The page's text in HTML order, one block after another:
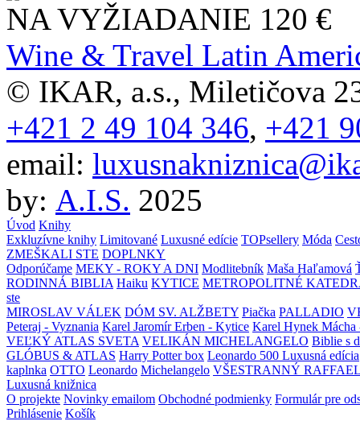
NA VYŽIADANIE 120 €
Wine & Travel Latin
© IKAR, a.s., Miletičova
+421 2 49 104 346, +421
email:
by: A.I.S. 2025
Úvod Knihy
Exkluzívne knihy Limitované Luxusné edície TOPsellery Móda
ZMEŠKALI STE DOPLNKY
Odporúčame MEKY - ROKY A DNI Modlitebník Maša Haľamová
RODINNÁ BIBLIA Haiku KYTICE METROPOLITNÉ
ste
MIROSLAV VÁLEK DÓM SV. ALŽBETY Piačka PALLADIO
Peteraj - Vyznania Karel Jaromír Erben - Kytice Karel Hynek Mácha
VEĽKÝ ATLAS SVETA VELIKÁN MICHELANGELO Biblie s
GLÓBUS & ATLAS Harry Potter box Leonardo 500 Luxusná edícia
kaplnka OTTO Leonardo Michelangelo VŠESTRANNÝ
Luxusná knižnica
O projekte Novinky emailom Obchodné podmienky Formulár pre
Prihlásenie Košík